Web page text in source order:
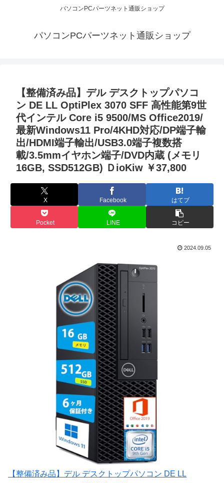
パソコンPCパーツネット通販ショップ
パソコンPCパーツネット通販ショップ
【整備済み品】デル デスクトップパソコ
ン DE LL OptiPlex 3070 SFF 高性能第9世
代インテル Core i5 9500/MS Office2019/
最新Windows11 Pro/4KHD対応/DP端子輸
出/HDMI端子輸出/USB3.0端子複数搭
載/3.5mmイヤホン端子/DVD内蔵 (メモリ
16GB, SSD512GB) ＤioKiw ￥37,800
X Facebook はてブ
Pocket LINE コピー
2024.09.05
【整備済み品】デル デスクトップパソコン DE LL